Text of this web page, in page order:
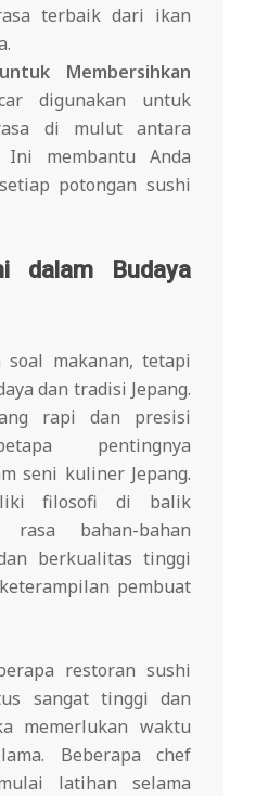
terbaik dari ikan
Membersihkan
digunakan untuk
di mulut antara
Ini membantu Anda
potongan sushi
dalam Budaya
makanan, tetapi
dan tradisi Jepang.
rapi dan presisi
pentingnya
seni kuliner Jepang.
filosofi di balik
rasa bahan-bahan
berkualitas tinggi
pembuat
restoran sushi
sangat tinggi dan
memerlukan waktu
Beberapa chef
latihan selama